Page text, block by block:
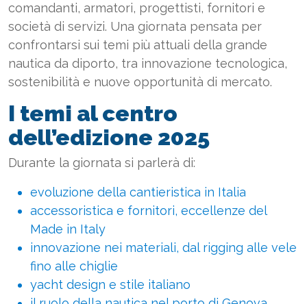
comandanti, armatori, progettisti, fornitori e
società di servizi. Una giornata pensata per
confrontarsi sui temi più attuali della grande
nautica da diporto, tra innovazione tecnologica,
sostenibilità e nuove opportunità di mercato.
I temi al centro
dell’edizione 2025
Durante la giornata si parlerà di:
evoluzione della cantieristica in Italia
accessoristica e fornitori, eccellenze del
Made in Italy
innovazione nei materiali, dal rigging alle vele
fino alle chiglie
yacht design e stile italiano